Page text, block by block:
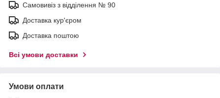
Самовивіз з відділення № 90
Доставка кур'єром
Доставка поштою
Всі умови доставки
Умови оплати